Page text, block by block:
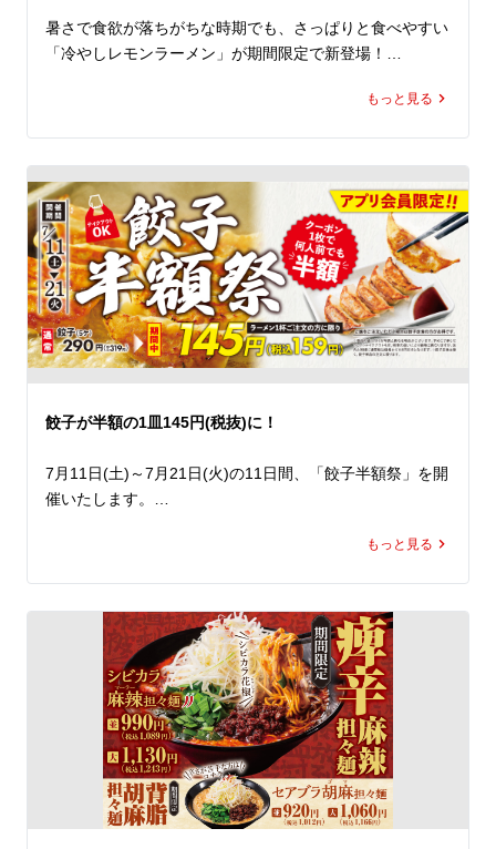
トマトの旨み、辛さ、チーズのコクが一体となった、締め
まで楽しめる一杯です。
夏の暑さを存分に楽しむ「真夏のHOTトマト麺」。ぜひあ
楽しみください。
暑さで食欲が落ちがちな時期でも、さっぱりと食べやすい
「冷やしレモンラーメン」が期間限定で新登場！
レモンピールを使用した特製のレモン塩醤が演出する爽や
そのレモン塩醤に、旨みたっぷりの塩だれと鶏ガラをあわ
せることで、爽やかさの中にも奥深いコクを感じられるス
ープに仕上げました。爽快な味わいでありながら、コクが
広がり、暑い夏でも思わず最後の一滴まで飲み干したくな
ること間違いなし。
すっきりとしたスープに相性抜群のしっとり鶏チャーシュ
ーと、シャキシャキ食感のレタスをあわせ、仕上げにレモ
ンスライスと九条ねぎをトッピング。爽やかな香りや食
感、彩りをプラスし、最後まで飽きることなくお楽しみい
清涼感がありながらも、旨みとコクをしっかりと感じら
れる、魁力屋らしい力強さを兼ね備えた「冷やしレモンラ
ナーでお楽しみください。
もっと見る
餃子が半額の1皿145円(税抜)に！
7月11日(土)～7月21日(火)の11日間、「餃子半額祭」を開
催いたします。
公式アプリをダウンロードすると、クーポンは即日取得で
き、期間中は毎日ご利用いただけます（ ※1日1回限
薄皮に包まれた野菜とお肉の旨味たっぷりのアツアツでジ
ューシーな餃子を、ラーメンと一緒に思う存分味わってく
ださい！
とってもお得なこの機会、ラーメン魁力屋公式アプリをダ
ウンロードのうえ、ランチやディナーでぜひ魁力屋へお越
もっと見る